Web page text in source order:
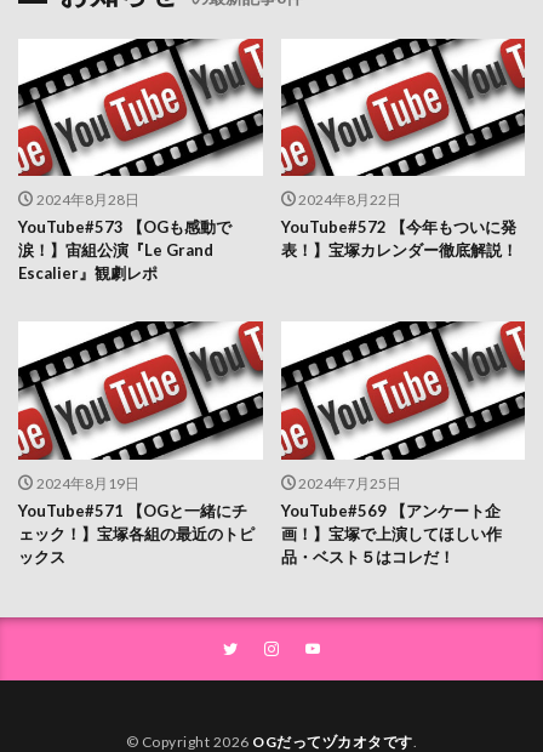
2024年8月28日
YouTube#573 【OGも感動で
涙！】宙組公演『Le Grand
Escalier』観劇レポ
2024年8月22日
YouTube#572 【今年もついに発
表！】宝塚カレンダー徹底解説！
2024年8月19日
YouTube#571 【OGと一緒にチ
ェック！】宝塚各組の最近のトピ
ックス
2024年7月25日
YouTube#569 【アンケート企
画！】宝塚で上演してほしい作
品・ベスト５はコレだ！
© Copyright 2026 OGだってヅカオタです